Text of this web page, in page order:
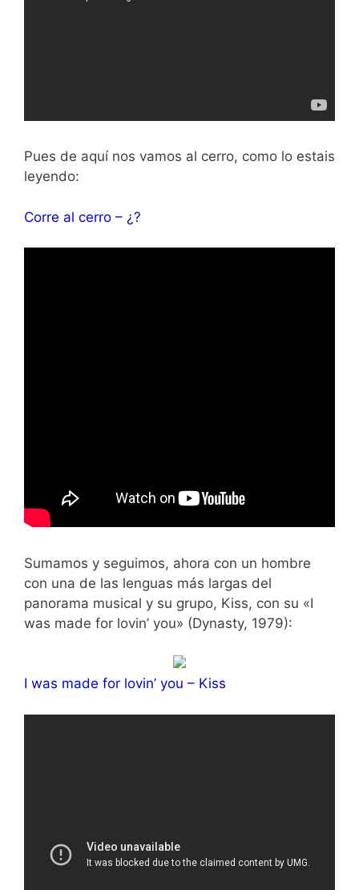
Pues de aquí nos vamos al cerro, como lo estais
leyendo:
Corre al cerro – ¿?
Sumamos y seguimos, ahora con un hombre
con una de las lenguas más largas del
panorama musical y su grupo, Kiss, con su «I
was made for lovin’ you» (Dynasty, 1979):
I was made for lovin’ you – Kiss